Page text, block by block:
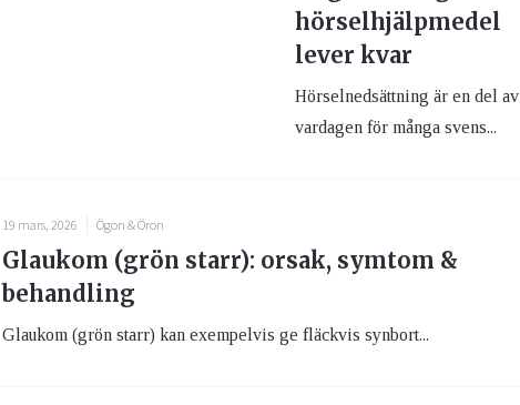
hörselhjälpmedel
lever kvar
Hörselnedsättning är en del av
vardagen för många svens...
19 mars, 2026 Ögon & Öron
Glaukom (grön starr): orsak, symtom &
behandling
Glaukom (grön starr) kan exempelvis ge fläckvis synbort...